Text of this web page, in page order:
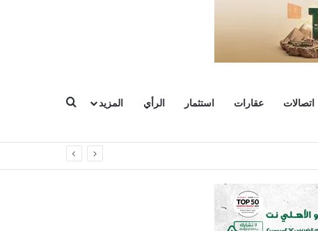
اتصالات عقارات استثمار الرأي المزيد